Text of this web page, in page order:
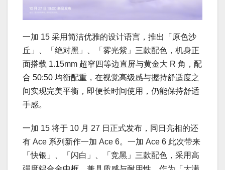
一加 15 采用简洁优雅的设计语言，推出「原色沙
丘」、「绝对黑」、「雾光紫」三款配色，机身正
面搭载 1.15mm 超窄四等边直屏与黄金大 R 角，配
合 50:50 均衡配重，在视觉高级感与握持舒适度之
间实现完美平衡，即便长时间使用，仍能保持舒适
手感。
一加 15 将于 10 月 27 日正式发布，同日亮相的还
有 Ace 系列新作一加 Ace 6。一加 Ace 6 此次带来
「快银」、「闪白」、「竞黑」三款配色，采用高